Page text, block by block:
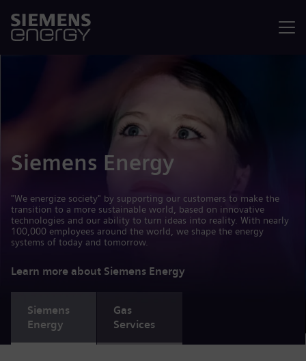
Siemens Energy
"We energize society" by supporting our customers to make the
transition to a more sustainable world, based on innovative
technologies and our ability to turn ideas into reality. With nearly
100,000 employees around the world, we shape the energy
systems of today and tomorrow.
Learn more about Siemens Energy
Siemens
Energy
Gas
Services